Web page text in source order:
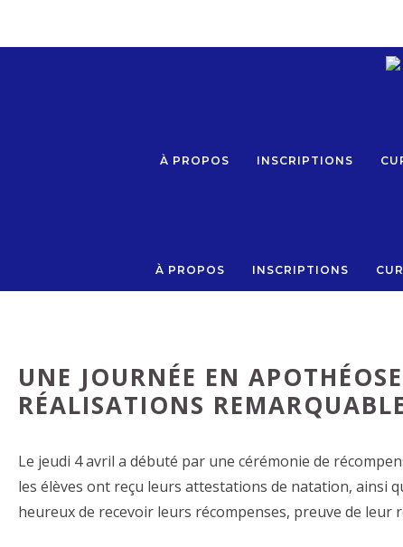
À PROPOS INSCRIPTIONS
À PROPOS INSCRIPTIONS
UNE JOURNÉE EN
RÉALISATIONS
Le jeudi 4 avril a débuté par une cérémonie de
les élèves ont reçu leurs attestations de natation, ainsi
heureux de recevoir leurs récompenses, preuve de leur